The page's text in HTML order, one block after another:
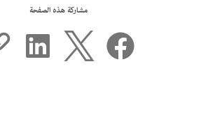
مشاركة هذه الصفحة